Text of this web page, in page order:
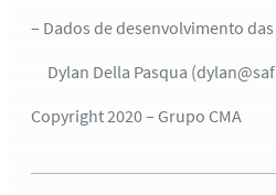
– Dados de desenvolvimento
Dylan Della Pasqua
Copyright 2020 – Grupo CMA